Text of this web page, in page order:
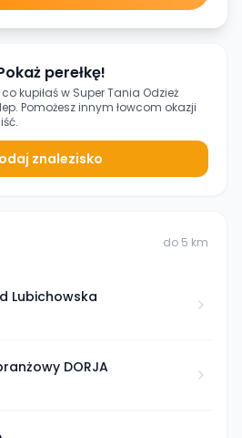
perełkę!
kupiłaś w Super Tania Odzież
Pomożesz innym łowcom okazji
znalezisko
do 5 km
Lubichowska
DORJA